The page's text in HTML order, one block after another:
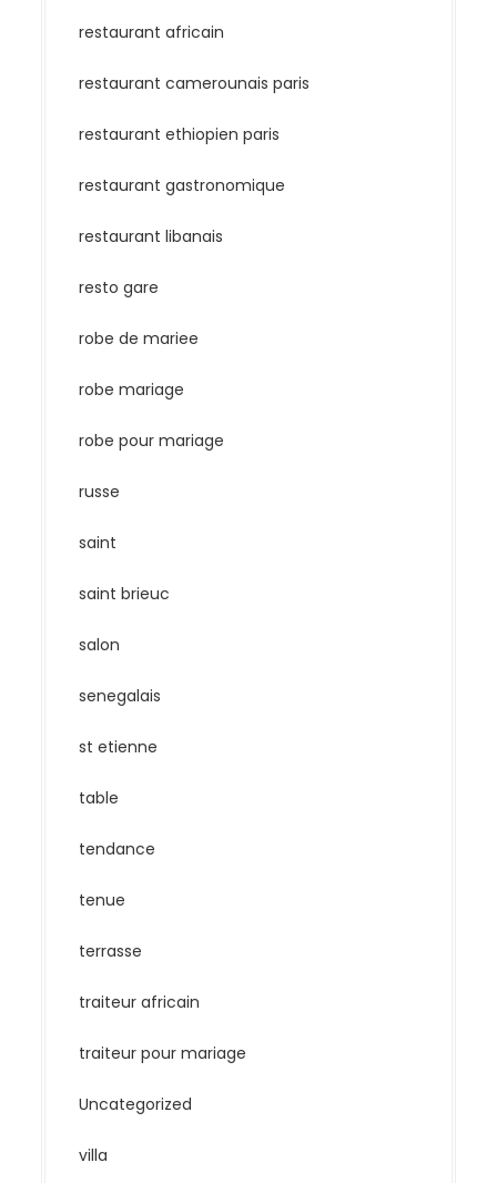
restaurant africain
restaurant camerounais paris
restaurant ethiopien paris
restaurant gastronomique
restaurant libanais
resto gare
robe de mariee
robe mariage
robe pour mariage
russe
saint
saint brieuc
salon
senegalais
st etienne
table
tendance
tenue
terrasse
traiteur africain
traiteur pour mariage
Uncategorized
villa